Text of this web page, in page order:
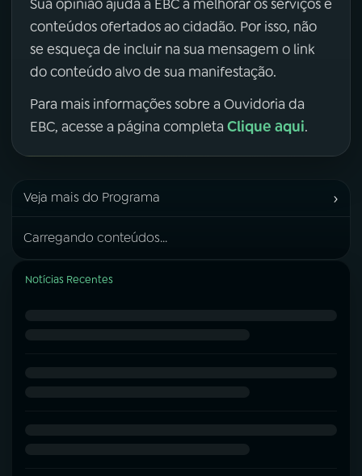
Sua opinião ajuda a EBC a melhorar os serviços e
conteúdos ofertados ao cidadão. Por isso, não
se esqueça de incluir na sua mensagem o link
do conteúdo alvo de sua manifestação.
Para mais informações sobre a Ouvidoria da
EBC, acesse a página completa Clique aqui.
Veja mais do Programa ›
Carregando conteúdos...
Notícias Recentes